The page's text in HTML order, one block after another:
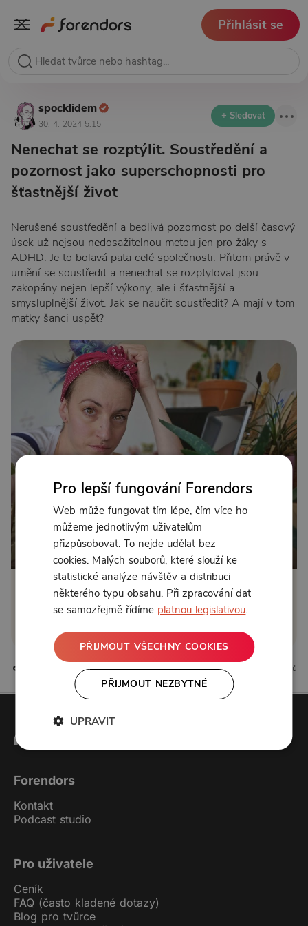
Přihlásit se
spocklidem
30. 4. 2024 5:15
+ Sledovat
Nenechat se rozptýlit. Soustředění a
pozornost jako superschopnosti pro
šťastnější život
Nerušené soustředění a bedlivá pozornost po delší časový
úsek už nejsou nedosažitelnou metou jen pro žáky s
ADHD. Je to bolavá pata celé společnosti. Přitom právě v
umění se soustředit a nenechat se rozptylovat jsou
zakopány nejen lepší výkony, ale i šťastnější a
smysluplnější život. Jak se naučit soustředit? A mají v tom
matky šanci uspět?
Od 89 Kč měsíčně nebo 49 Kč jednorázově
Zřídit předplatné
8 komentářů
Forendors
Kontakt
Podcast studio
Pro uživatele
Ceník
FAQ (často kladené dotazy)
Blog pro tvůrce
Pro lepší fungování Forendors
Web může fungovat tím lépe, čím více ho
můžeme jednotlivým uživatelům
přizpůsobovat. To nejde udělat bez
cookies. Malých souborů, které slouží ke
statistické analýze návštěv a distribuci
některého typu obsahu. Při zpracování dat
se samozřejmě řídíme platnou legislativou.
PŘIJMOUT VŠECHNY COOKIES
PŘIJMOUT NEZBYTNÉ
UPRAVIT